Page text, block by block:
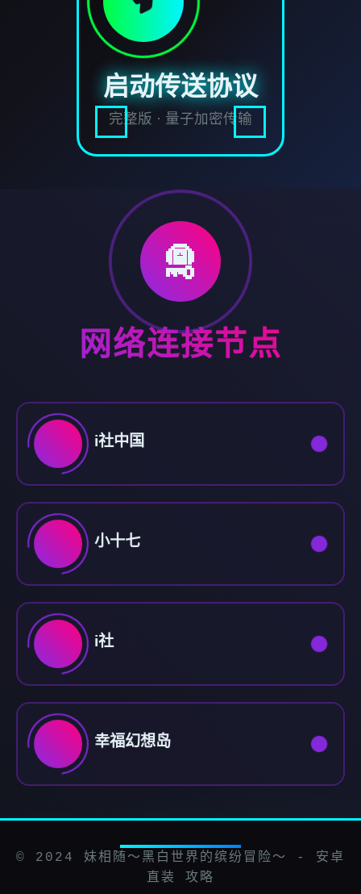
启动传送协议
完整版 · 量子加密传输
🛅
网络连接节点
i社中国
小十七
i社
幸福幻想岛
© 2024 妹相随～黑白世界的缤纷冒险～ - 安卓
直装 攻略